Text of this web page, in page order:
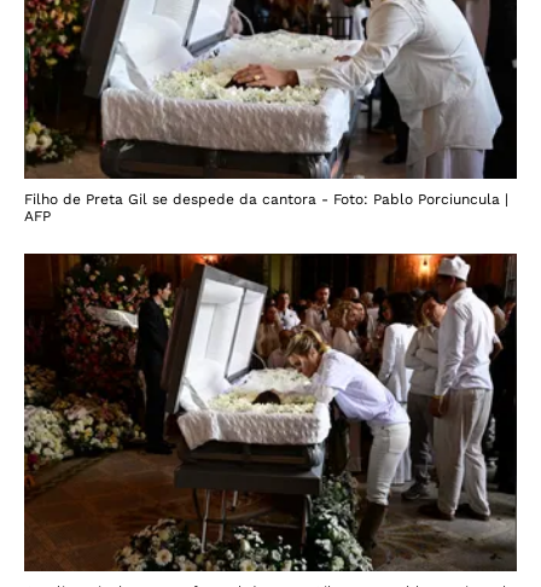
Filho de Preta Gil se despede da cantora - Foto: Pablo Porciuncula |
AFP